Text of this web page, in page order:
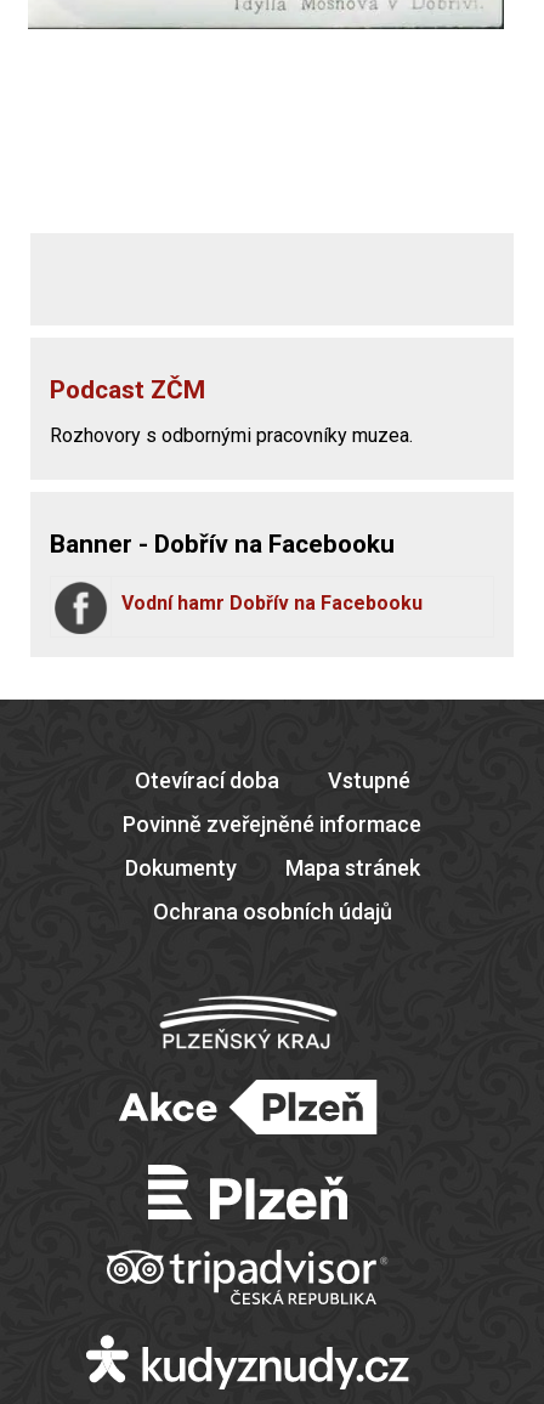
Podcast ZČM
Rozhovory s odbornými pracovníky muzea.
Banner - Dobřív na Facebooku
Vodní hamr Dobřív na Facebooku
Otevírací doba
Vstupné
Povinně zveřejněné informace
Dokumenty
Mapa stránek
Ochrana osobních údajů